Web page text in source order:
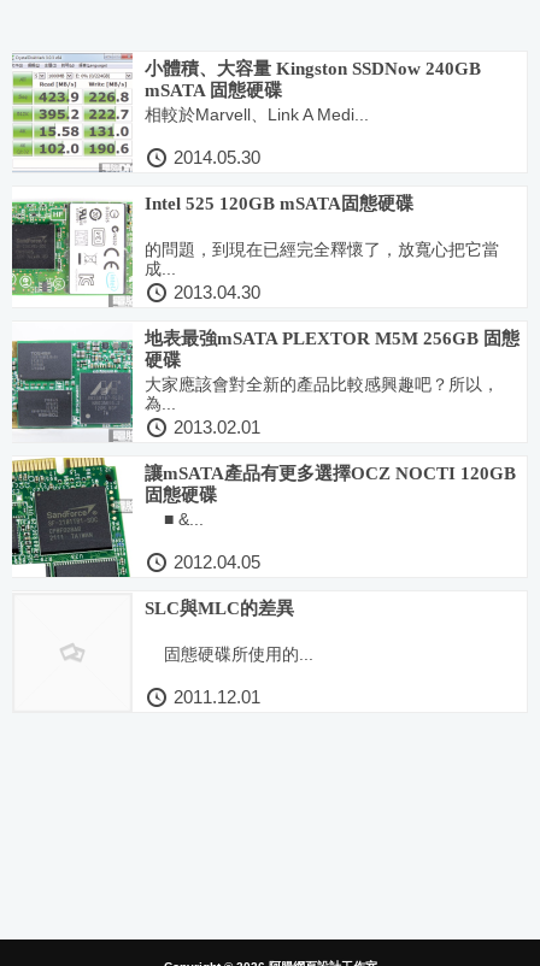
小體積、大容量 Kingston SSDNow 240GB
mSATA 固態硬碟
相較於Marvell、Link A Medi...
2014.05.30
Intel 525 120GB mSATA固態硬碟
的問題，到現在已經完全釋懷了，放寬心把它當
成...
2013.04.30
地表最強mSATA PLEXTOR M5M 256GB 固態
硬碟
大家應該會對全新的產品比較感興趣吧？所以，
為...
2013.02.01
讓mSATA產品有更多選擇OCZ NOCTI 120GB
固態硬碟
■ &...
2012.04.05
SLC與MLC的差異
固態硬碟所使用的...
2011.12.01